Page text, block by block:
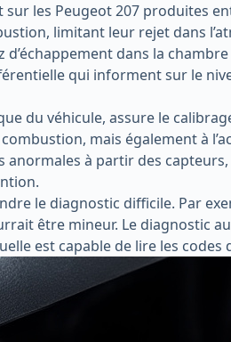
les Peugeot 207 produites
limitant leur rejet dans
dans la
qui informent sur le
du véhicule, assure le
mais également à
à partir des
le diagnostic difficile. Par
être mineur. Le diagnostic
est capable de lire les